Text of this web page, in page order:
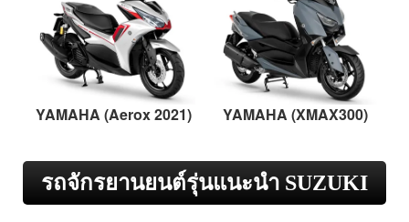
YAMAHA (Aerox 2021) YAMAHA (XMAX300)
รถจักรยานยนต์รุ่นแนะนำ SUZUKI